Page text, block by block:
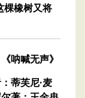
棵橡树又将
呐喊无声》
蒂芙尼·麦